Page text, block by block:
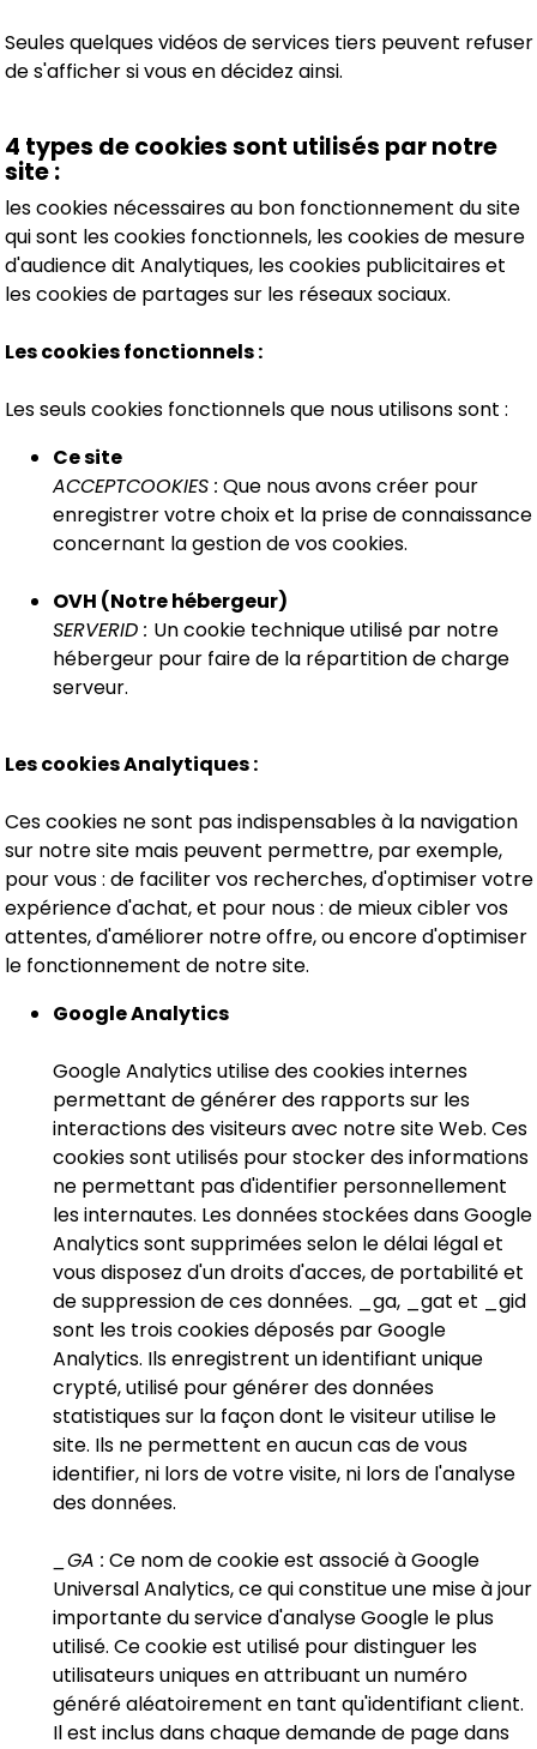
Seules quelques vidéos de services tiers peuvent refuser
de s'afficher si vous en décidez ainsi.
4 types de cookies sont utilisés par notre
site :
les cookies nécessaires au bon fonctionnement du site
qui sont les cookies fonctionnels, les cookies de mesure
d'audience dit Analytiques, les cookies publicitaires et
les cookies de partages sur les réseaux sociaux.
Les cookies fonctionnels :
Les seuls cookies fonctionnels que nous utilisons sont :
Ce site
ACCEPTCOOKIES : Que nous avons créer pour
enregistrer votre choix et la prise de connaissance
concernant la gestion de vos cookies.
OVH (Notre hébergeur)
SERVERID : Un cookie technique utilisé par notre
hébergeur pour faire de la répartition de charge
serveur.
Les cookies Analytiques :
Ces cookies ne sont pas indispensables à la navigation
sur notre site mais peuvent permettre, par exemple,
pour vous : de faciliter vos recherches, d'optimiser votre
expérience d'achat, et pour nous : de mieux cibler vos
attentes, d'améliorer notre offre, ou encore d'optimiser
le fonctionnement de notre site.
Google Analytics
Google Analytics utilise des cookies internes
permettant de générer des rapports sur les
interactions des visiteurs avec notre site Web. Ces
cookies sont utilisés pour stocker des informations
ne permettant pas d'identifier personnellement
les internautes. Les données stockées dans Google
Analytics sont supprimées selon le délai légal et
vous disposez d'un droits d'acces, de portabilité et
de suppression de ces données. _ga, _gat et _gid
sont les trois cookies déposés par Google
Analytics. Ils enregistrent un identifiant unique
crypté, utilisé pour générer des données
statistiques sur la façon dont le visiteur utilise le
site. Ils ne permettent en aucun cas de vous
identifier, ni lors de votre visite, ni lors de l'analyse
des données.
_GA : Ce nom de cookie est associé à Google
Universal Analytics, ce qui constitue une mise à jour
importante du service d'analyse Google le plus
utilisé. Ce cookie est utilisé pour distinguer les
utilisateurs uniques en attribuant un numéro
généré aléatoirement en tant qu'identifiant client.
Il est inclus dans chaque demande de page dans